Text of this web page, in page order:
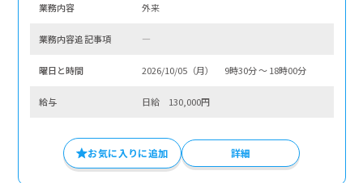
業務内容 外来
業務内容追記事項 ―
曜⽇と時間 2026/10/05（月） 9時30分 〜 18時00分
給与 日給 130,000円
お気に入りに追加 詳細